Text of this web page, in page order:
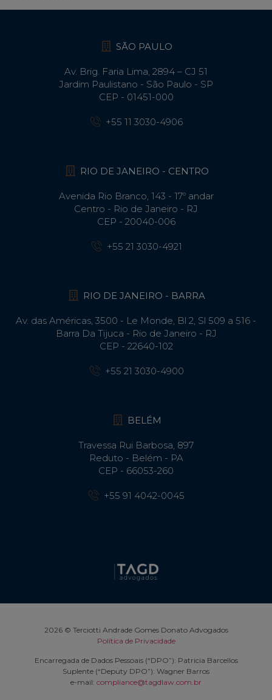
SÃO PAULO
Av. Brig. Faria Lima, 2894 – CJ 51
Jardim Paulistano - São Paulo - SP
CEP - 01451-000
+55 11 3030-4906
RIO DE JANEIRO - CENTRO
Avenida Rio Branco, 143 - 17º andar
Centro - Rio de Janeiro - RJ
CEP - 20040-006
+55 21 3030-4921
RIO DE JANEIRO - BARRA
Av. das Américas, 3500 - Le Monde, Bl 2, Sl 509 a 516 -
Barra Da Tijuca - Rio de Janeiro - RJ
CEP - 22640-102​
+55 21 3030-4900
BELÉM
Travessa Rui Barbosa, 897
Reduto - Belém - PA
CEP - 66053-260
+55 91 4042-0045
2026 © Terciotti Andrade Gomes Donato Advogados
Política de Privacidade
Encarregada de Dados Pessoais (“DPO”): Patricia Barcellos
Suplente (“Deputy DPO”): Wagner Barros
e-mail: compliance@tagdlaw.com.br